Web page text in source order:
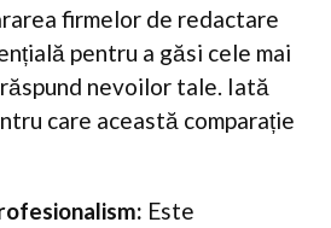
firmelor de redactare
pentru a găsi cele mai
nevoilor tale. Iată
care această comparație
Este